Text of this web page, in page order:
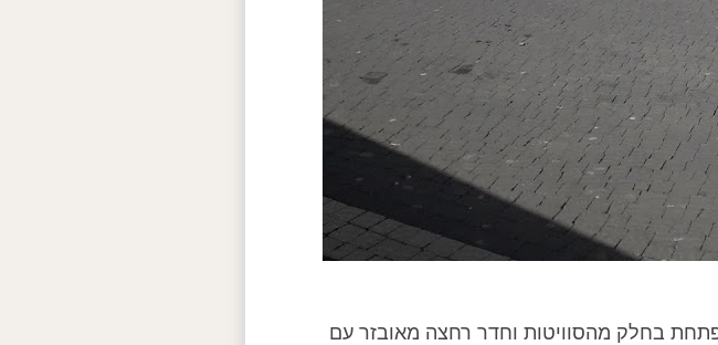
בחלק מהסוויטות וחדר רחצה מאובזר עם